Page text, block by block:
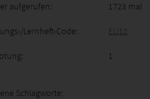
aufgerufen: 1723 mal
Lernheft-Code: ELI12
1
Schlagworte: